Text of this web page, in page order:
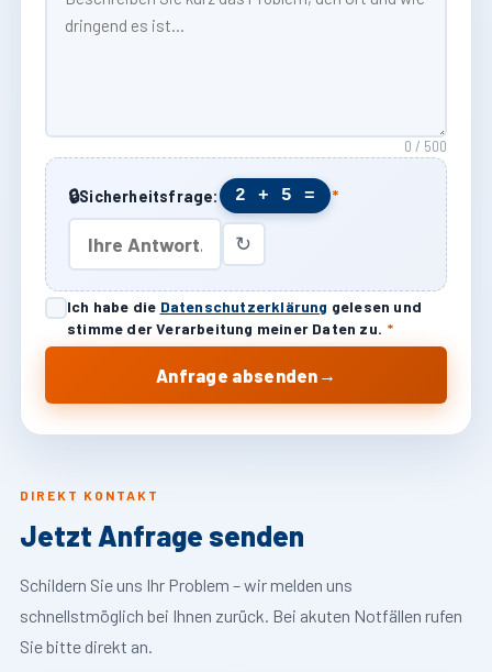
DIREKT KONTAKT
Jetzt Anfrage senden
Schildern Sie uns Ihr Problem – wir melden uns
schnellstmöglich bei Ihnen zurück. Bei akuten Notfällen rufen
Sie bitte direkt an.
0 / 500
🔒Sicherheitsfrage: 2 + 5 = *
↻
Ich habe die Datenschutzerklärung gelesen und
stimme der Verarbeitung meiner Daten zu. *
Anfrage absenden →